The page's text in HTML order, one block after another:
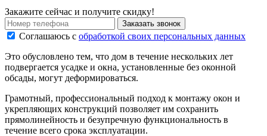
Закажите сейчас и получите скидку!
Заказать звонок
Соглашаюсь с обработкой своих персональных данных
Это обусловлено тем, что дом в течение нескольких лет
подвергается усадке и окна, установленные без оконной
обсады, могут деформироваться.
Грамотный, профессиональный подход к монтажу окон и
укрепляющих конструкций позволяет им сохранить
прямолинейность и безупречную функциональность в
течение всего срока эксплуатации.